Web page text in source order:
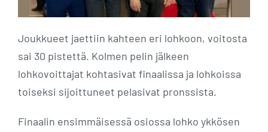
Joukkueet jaettiin kahteen eri lohkoon, voitosta
sai 30 pistettä. Kolmen pelin jälkeen
lohkovoittajat kohtasivat finaalissa ja lohkoissa
toiseksi sijoittuneet pelasivat pronssista.
Finaalin ensimmäisessä osiossa lohko ykkösen